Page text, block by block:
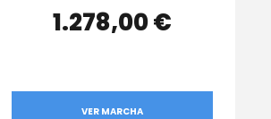
1.278,00 €
VER MARCHA